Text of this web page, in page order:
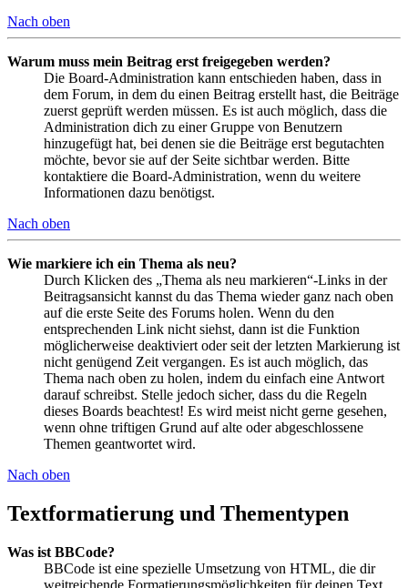
Nach oben
Warum muss mein Beitrag erst freigegeben werden?
Die Board-Administration kann entschieden haben, dass in
dem Forum, in dem du einen Beitrag erstellt hast, die Beiträge
zuerst geprüft werden müssen. Es ist auch möglich, dass die
Administration dich zu einer Gruppe von Benutzern
hinzugefügt hat, bei denen sie die Beiträge erst begutachten
möchte, bevor sie auf der Seite sichtbar werden. Bitte
kontaktiere die Board-Administration, wenn du weitere
Informationen dazu benötigst.
Nach oben
Wie markiere ich ein Thema als neu?
Durch Klicken des „Thema als neu markieren“-Links in der
Beitragsansicht kannst du das Thema wieder ganz nach oben
auf die erste Seite des Forums holen. Wenn du den
entsprechenden Link nicht siehst, dann ist die Funktion
möglicherweise deaktiviert oder seit der letzten Markierung ist
nicht genügend Zeit vergangen. Es ist auch möglich, das
Thema nach oben zu holen, indem du einfach eine Antwort
darauf schreibst. Stelle jedoch sicher, dass du die Regeln
dieses Boards beachtest! Es wird meist nicht gerne gesehen,
wenn ohne triftigen Grund auf alte oder abgeschlossene
Themen geantwortet wird.
Nach oben
Textformatierung und Thementypen
Was ist BBCode?
BBCode ist eine spezielle Umsetzung von HTML, die dir
weitreichende Formatierungsmöglichkeiten für deinen Text